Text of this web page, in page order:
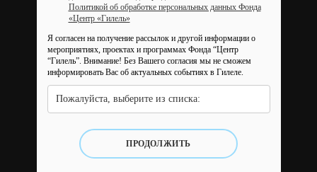
Политикой об обработке персональных данных Фонда
«Центр «Гилель»
Я согласен на получение рассылок и другой информации о
мероприятиях, проектах и программах Фонда “Центр
“Гилель”. Внимание! Без Вашего согласия мы не сможем
информировать Вас об актуальных событиях в Гилеле.
Пожалуйста, выберите из списка:
ПРОДОЛЖИТЬ